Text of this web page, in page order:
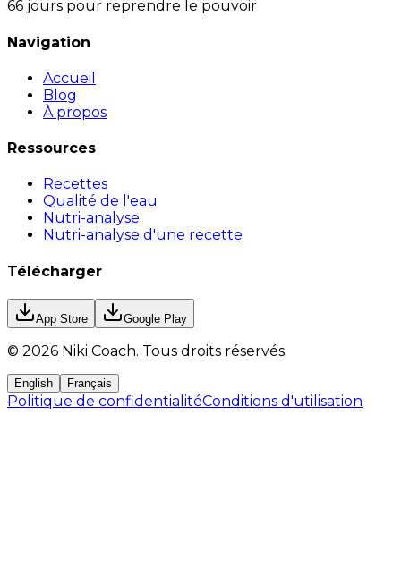
66 jours pour reprendre le pouvoir
Navigation
Accueil
Blog
À propos
Ressources
Recettes
Qualité de l'eau
Nutri-analyse
Nutri-analyse d'une recette
Télécharger
App Store Google Play
© 2026 Niki Coach. Tous droits réservés.
English Français
Politique de confidentialitéConditions d'utilisation